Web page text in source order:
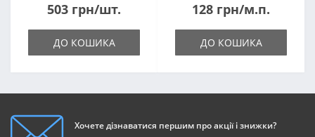
503 грн/шт.
ДО КОШИКА
128 грн/м.п.
ДО КОШИКА
Хочете дізнаватися першим про акції і знижки?